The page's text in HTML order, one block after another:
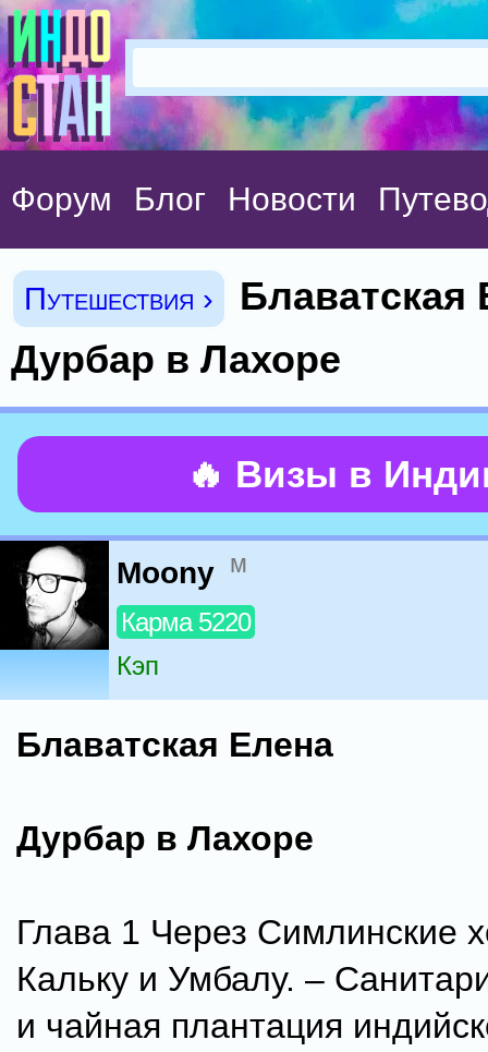
Форум Блог Новости
Путешествия ›
Блаватская
Дурбар в Лахоре
🔥 Визы в
Moony м
Карма 5220
Кэп
Блаватская Елена
Дурбар в Лахоре
Глава 1 Через Симлинские
Кальку и Умбалу. –
и чайная плантация